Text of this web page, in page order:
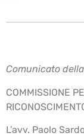
Comunicato
COMMISSIONE
L’avv. Paolo